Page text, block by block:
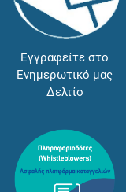
Εγγραφείτε στο
Ενημερωτικό μας
Δελτίο